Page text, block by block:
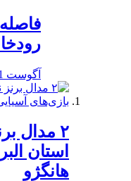
آگوست 21, 2019
استان
هانگژو